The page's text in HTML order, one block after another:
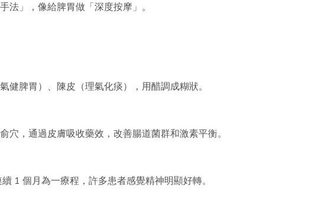
法」，像給脾胃做「深度按摩」。
健脾胃）、陳皮（理氣化痰），用醋調成糊狀。
穴，通過皮膚吸收藥效，改善腸道菌群和激素平衡。
1 個月為一療程，許多患者感覺精神明顯好轉。